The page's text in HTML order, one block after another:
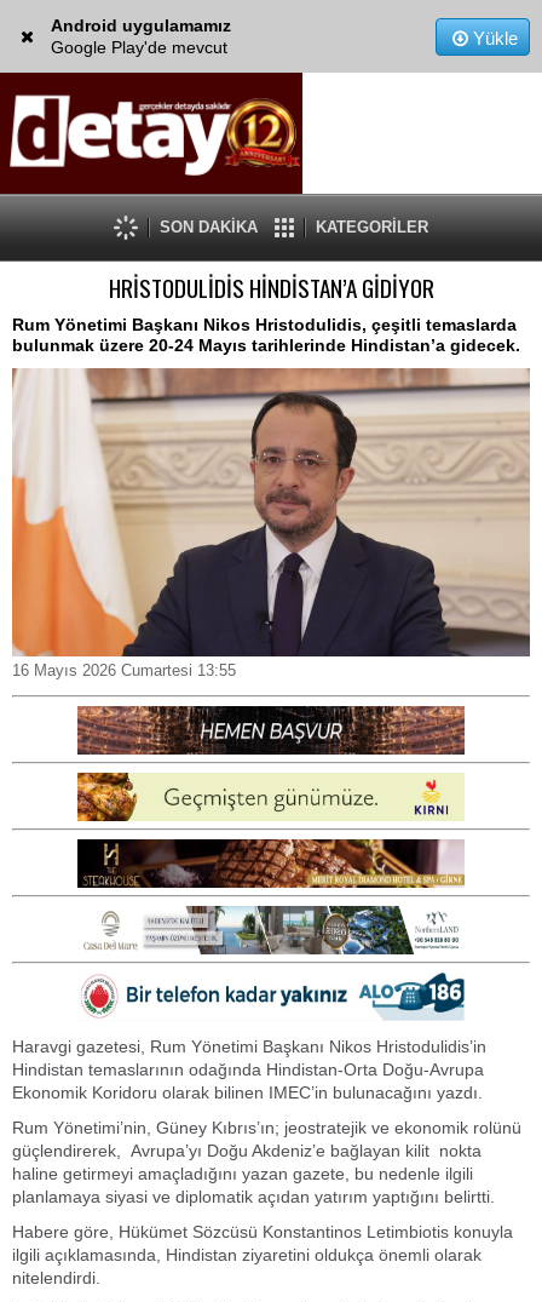
Android uygulamamız
Google Play'de mevcut
Yükle
SON DAKİKA KATEGORİLER
HRİSTODULİDİS HİNDİSTAN’A GİDİYOR
Rum Yönetimi Başkanı Nikos Hristodulidis, çeşitli temaslarda
bulunmak üzere 20-24 Mayıs tarihlerinde Hindistan’a gidecek.
16 Mayıs 2026 Cumartesi 13:55
Haravgi gazetesi, Rum Yönetimi Başkanı Nikos Hristodulidis’in
Hindistan temaslarının odağında Hindistan-Orta Doğu-Avrupa
Ekonomik Koridoru olarak bilinen IMEC’in bulunacağını yazdı.
Rum Yönetimi’nin, Güney Kıbrıs’ın; jeostratejik ve ekonomik rolünü
güçlendirerek, Avrupa’yı Doğu Akdeniz’e bağlayan kilit nokta
haline getirmeyi amaçladığını yazan gazete, bu nedenle ilgili
planlamaya siyasi ve diplomatik açıdan yatırım yaptığını belirtti.
Habere göre, Hükümet Sözcüsü Konstantinos Letimbiotis konuyla
ilgili açıklamasında, Hindistan ziyaretini oldukça önemli olarak
nitelendirdi.